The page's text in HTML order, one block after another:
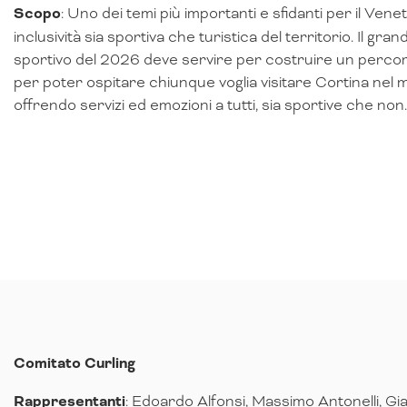
Scopo: Uno dei temi più importanti e sfidanti per il
inclusività sia sportiva che turistica del territorio. Il
sportivo del 2026 deve servire per costruire un
per poter ospitare chiunque voglia visitare Cortina nel
offrendo servizi ed emozioni a tutti, sia sportive che non.
Comitato Curling
Rappresentanti: Edoardo Alfonsi, Massimo Antonelli,